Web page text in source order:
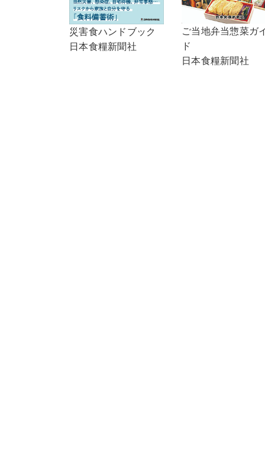
災害食ハンドブック
日本食糧新聞社
ご当地弁当惣菜ガ
ド
日本食糧新聞社